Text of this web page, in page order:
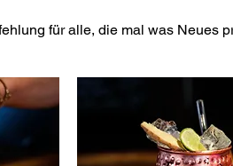
für alle, die mal was Neues